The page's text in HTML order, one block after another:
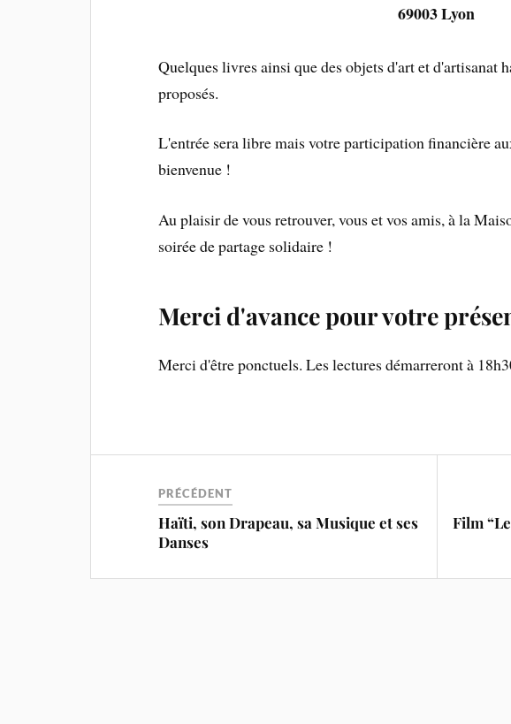
69003 Lyon
Quelques livres ainsi que des objets d'art et d'artisanat
proposés.
L'entrée sera libre mais votre participation financière
bienvenue !
Au plaisir de vous retrouver, vous et vos amis, à la
soirée de partage solidaire !
Merci d'avance pour votre
Merci d'être ponctuels. Les lectures démarreront à
PRÉCÉDENT
Haïti, son Drapeau, sa Musique et ses
Danses
Film